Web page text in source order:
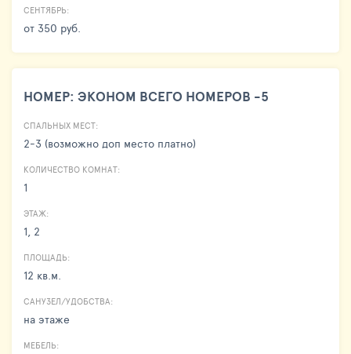
СЕНТЯБРЬ:
от 350 руб.
НОМЕР: ЭКОНОМ ВСЕГО НОМЕРОВ -5
СПАЛЬНЫХ МЕСТ:
2-3 (возможно доп место платно)
КОЛИЧЕСТВО КОМНАТ:
1
ЭТАЖ:
1, 2
ПЛОЩАДЬ:
12 кв.м.
САНУЗЕЛ/УДОБСТВА:
на этаже
МЕБЕЛЬ: